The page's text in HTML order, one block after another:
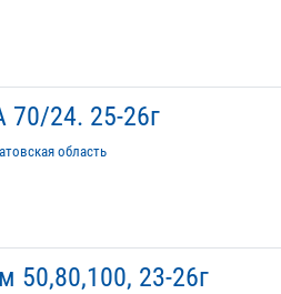
70/24. 25-26г
область
50,80,100, 23-26г